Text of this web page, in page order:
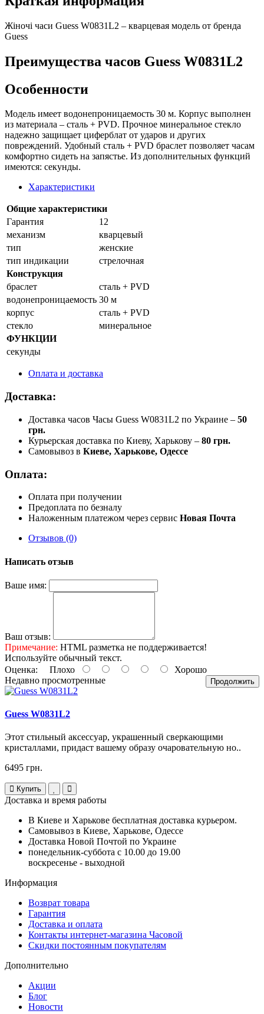
Жiночi часи Guess W0831L2 – кварцевая модель от бренда
Guess
Преимущества часов Guess W0831L2
Особенности
Модель имеет водонепроницаемость 30 м. Корпус выполнен
из материала – сталь + PVD. Прочное минеральное стекло
надежно защищает циферблат от ударов и других
повреждений. Удобный сталь + PVD браслет позволяет часам
комфортно сидеть на запястье. Из дополнительных функций
имеются: секунды.
Характеристики
Общие характеристики
Гарантия
12
механизм
кварцевый
тип
женские
тип индикации
стрелочная
Конструкция
браслет
сталь + PVD
водонепроницаемость 30 м
корпус
сталь + PVD
стекло
минеральное
ФУНКЦИИ
секунды
Оплата и доставка
Доставка:
Доставка часов Часы Guess W0831L2 по Украине – 50
грн.
Курьерская доставка по Киеву, Харькову – 80 грн.
Самовывоз в Киеве, Харькове, Одессе
Оплата:
Оплата при получении
Предоплата по безналу
Наложенным платежом через сервис Новая Почта
Отзывов (0)
Написать отзыв
Ваше имя:
Ваш отзыв:
Примечание: HTML разметка не поддерживается!
Используйте обычный текст.
Оценка: Плохо Хорошо
Продолжить
Недавно просмотренные
Guess W0831L2
Этот стильный аксессуар, украшенный сверкающими
кристаллами, придаст вашему образу очаровательную но..
6495 грн.
Купить
Доставка и время работы
В Киеве и Харькове бесплатная доставка курьером.
Самовывоз в Киеве, Харькове, Одессе
Доставка Новой Почтой по Украине
понедельник-суббота с 10.00 до 19.00
воскресенье - выходной
Информация
Возврат товара
Гарантия
Доставка и оплата
Контакты интернет-магазина Часовой
Скидки постоянным покупателям
Дополнительно
Акции
Блог
Новости